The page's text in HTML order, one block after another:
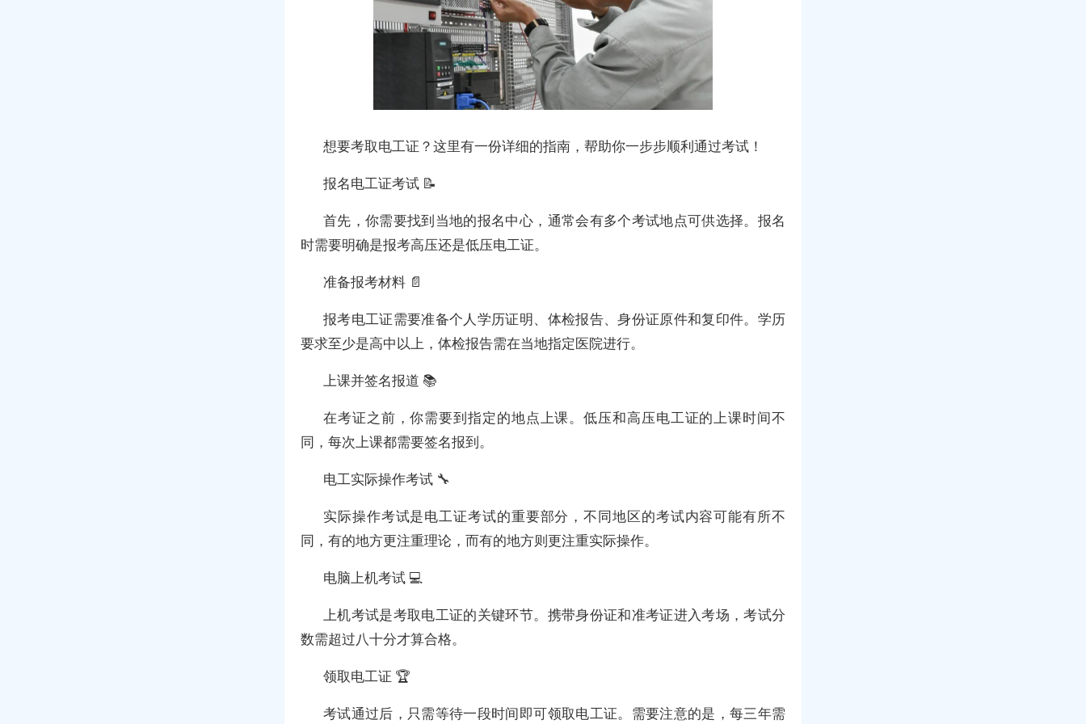
想要考取电工证？这里有一份详细的指南，帮助你一步步顺利通过考试！
报名电工证考试 📝
首先，你需要找到当地的报名中心，通常会有多个考试地点可供选择。报名
时需要明确是报考高压还是低压电工证。
准备报考材料 📄
报考电工证需要准备个人学历证明、体检报告、身份证原件和复印件。学历
要求至少是高中以上，体检报告需在当地指定医院进行。
上课并签名报道 📚
在考证之前，你需要到指定的地点上课。低压和高压电工证的上课时间不
同，每次上课都需要签名报到。
电工实际操作考试 🔧
实际操作考试是电工证考试的重要部分，不同地区的考试内容可能有所不
同，有的地方更注重理论，而有的地方则更注重实际操作。
电脑上机考试 💻
上机考试是考取电工证的关键环节。携带身份证和准考证进入考场，考试分
数需超过八十分才算合格。
领取电工证 🏆
考试通过后，只需等待一段时间即可领取电工证。需要注意的是，每三年需